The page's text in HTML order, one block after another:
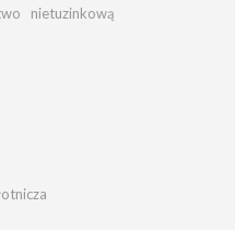
nietuzinkową